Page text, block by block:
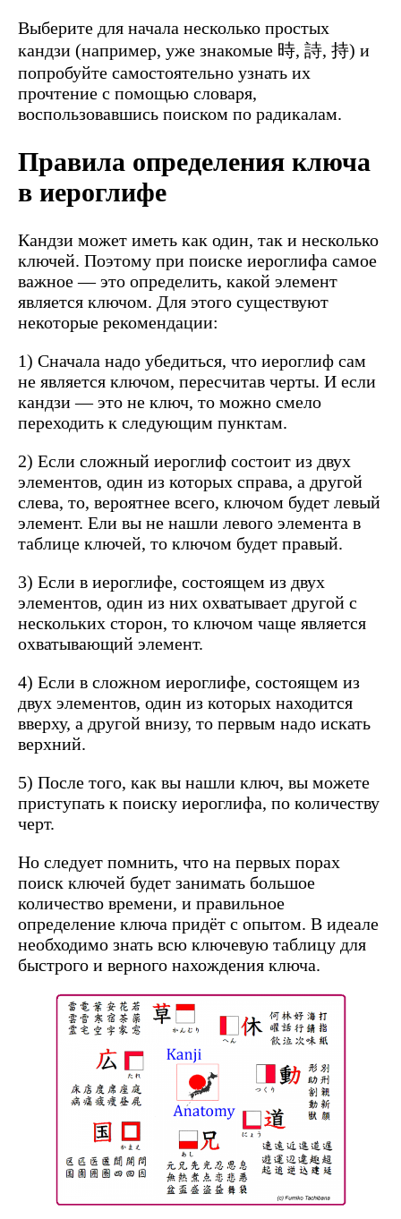
Выберите для начала несколько простых
кандзи (например, уже знакомые 時, 詩, 持) и
попробуйте самостоятельно узнать их
прочтение с помощью словаря,
воспользовавшись поиском по радикалам.
Правила определения ключа
в иероглифе
Кандзи может иметь как один, так и несколько
ключей. Поэтому при поиске иероглифа самое
важное — это определить, какой элемент
является ключом. Для этого существуют
некоторые рекомендации:
1) Сначала надо убедиться, что иероглиф сам
не является ключом, пересчитав черты. И если
кандзи — это не ключ, то можно смело
переходить к следующим пунктам.
2) Если сложный иероглиф состоит из двух
элементов, один из которых справа, а другой
слева, то, вероятнее всего, ключом будет левый
элемент. Ели вы не нашли левого элемента в
таблице ключей, то ключом будет правый.
3) Если в иероглифе, состоящем из двух
элементов, один из них охватывает другой с
нескольких сторон, то ключом чаще является
охватывающий элемент.
4) Если в сложном иероглифе, состоящем из
двух элементов, один из которых находится
вверху, а другой внизу, то первым надо искать
верхний.
5) После того, как вы нашли ключ, вы можете
приступать к поиску иероглифа, по количеству
черт.
Но следует помнить, что на первых порах
поиск ключей будет занимать большое
количество времени, и правильное
определение ключа придёт с опытом. В идеале
необходимо знать всю ключевую таблицу для
быстрого и верного нахождения ключа.